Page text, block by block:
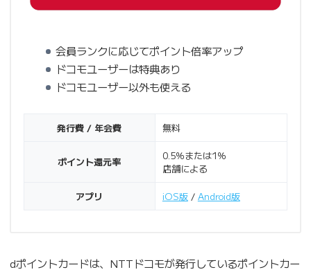
会員ランクに応じてポイント倍率アップ
ドコモユーザーは特典あり
ドコモユーザー以外も使える
発行費 / 年会費 無料
ポイント還元率
0.5％または1％
店舗による
アプリ iOS版/ Android版
dポイントカードは、NTTドコモが発行しているポイントカー